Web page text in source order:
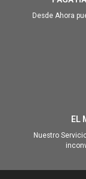
Desde Ahora
EL
Nuestro